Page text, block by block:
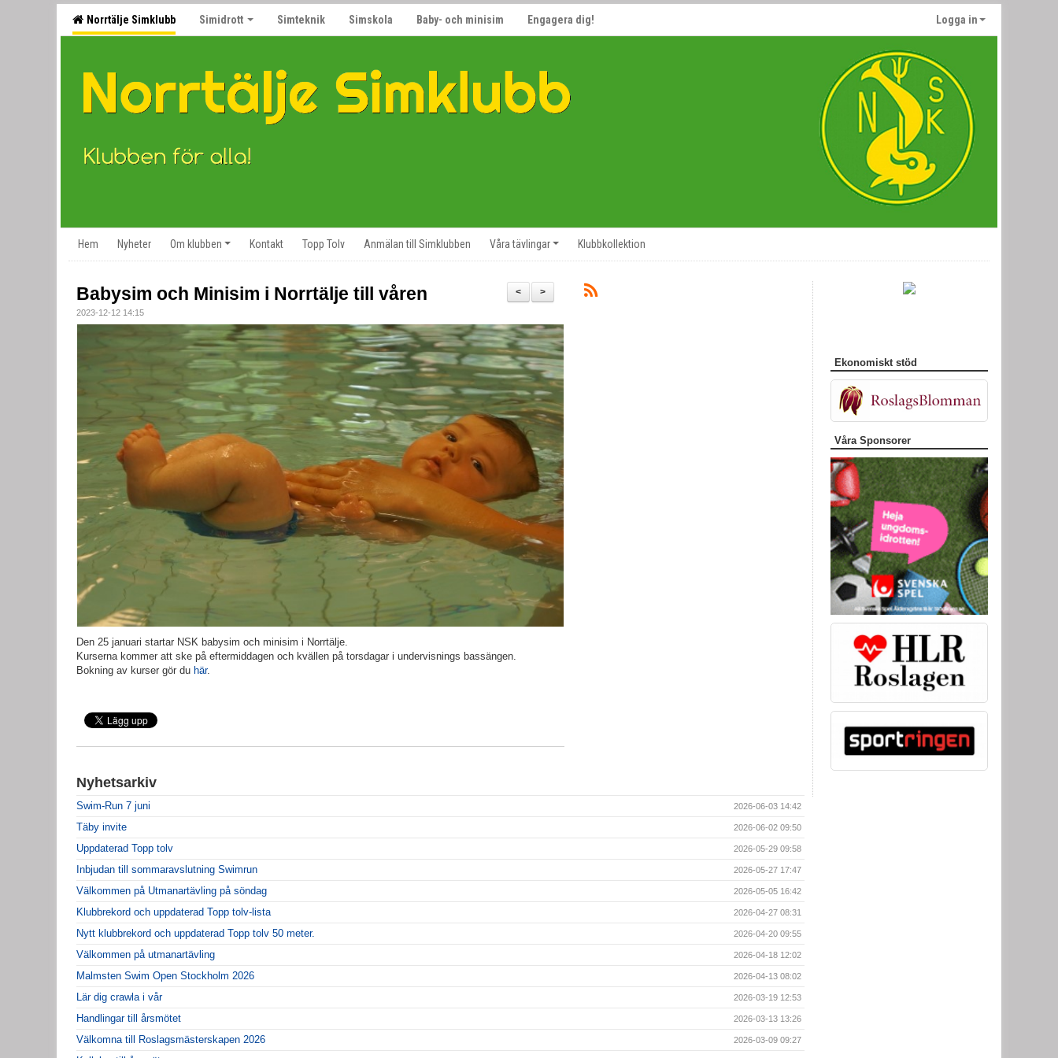
Norrtälje Simklubb Simidrott Simteknik Simskola Baby- och minisim Engagera dig! Logga in
Hem Nyheter Om klubben Kontakt Topp Tolv Anmälan till Simklubben Våra tävlingar Klubbkollektion
>
<
Babysim och Minisim i Norrtälje till våren
2023-12-12 14:15
Den 25 januari startar NSK babysim och minisim i Norrtälje.
Kurserna kommer att ske på eftermiddagen och kvällen på torsdagar i undervisnings bassängen.
Bokning av kurser gör du här.
Nyhetsarkiv
Swim-Run 7 juni 2026-06-03 14:42
Täby invite 2026-06-02 09:50
Uppdaterad Topp tolv 2026-05-29 09:58
Inbjudan till sommaravslutning Swimrun 2026-05-27 17:47
Välkommen på Utmanartävling på söndag 2026-05-05 16:42
Klubbrekord och uppdaterad Topp tolv-lista 2026-04-27 08:31
Nytt klubbrekord och uppdaterad Topp tolv 50 meter. 2026-04-20 09:55
Välkommen på utmanartävling 2026-04-18 12:02
Malmsten Swim Open Stockholm 2026 2026-04-13 08:02
Lär dig crawla i vår 2026-03-19 12:53
Handlingar till årsmötet 2026-03-13 13:26
Välkomna till Roslagsmästerskapen 2026 2026-03-09 09:27
Ekonomiskt stöd
Våra Sponsorer